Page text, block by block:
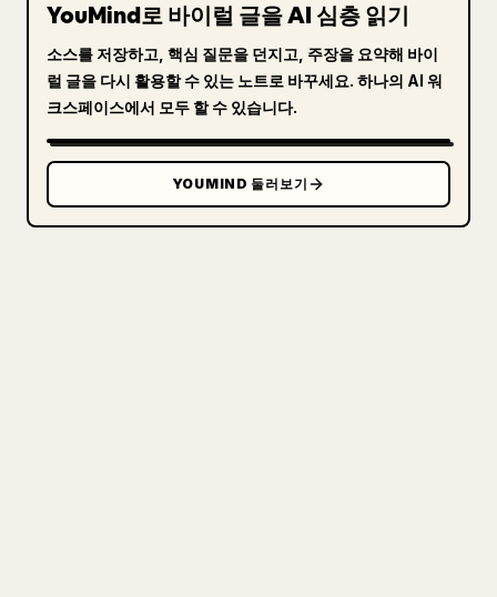
YouMind로 바이럴 글을 AI 심층 읽기
소스를 저장하고, 핵심 질문을 던지고, 주장을 요약해 바이
럴 글을 다시 활용할 수 있는 노트로 바꾸세요. 하나의 AI 워
크스페이스에서 모두 할 수 있습니다.
YOUMIND 둘러보기